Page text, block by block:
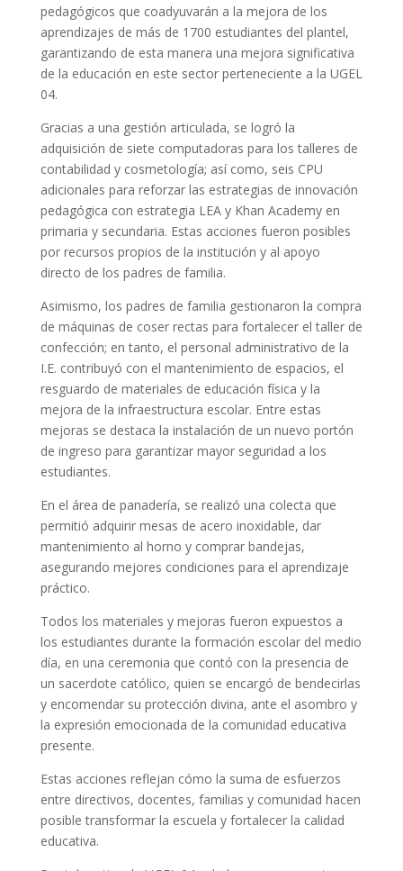
pedagógicos que coadyuvarán a la mejora de los
aprendizajes de más de 1700 estudiantes del plantel,
garantizando de esta manera una mejora significativa
de la educación en este sector perteneciente a la UGEL
04.
Gracias a una gestión articulada, se logró la
adquisición de siete computadoras para los talleres de
contabilidad y cosmetología; así como, seis CPU
adicionales para reforzar las estrategias de innovación
pedagógica con estrategia LEA y Khan Academy en
primaria y secundaria. Estas acciones fueron posibles
por recursos propios de la institución y al apoyo
directo de los padres de familia.
Asimismo, los padres de familia gestionaron la compra
de máquinas de coser rectas para fortalecer el taller de
confección; en tanto, el personal administrativo de la
I.E. contribuyó con el mantenimiento de espacios, el
resguardo de materiales de educación física y la
mejora de la infraestructura escolar. Entre estas
mejoras se destaca la instalación de un nuevo portón
de ingreso para garantizar mayor seguridad a los
estudiantes.
En el área de panadería, se realizó una colecta que
permitió adquirir mesas de acero inoxidable, dar
mantenimiento al horno y comprar bandejas,
asegurando mejores condiciones para el aprendizaje
práctico.
Todos los materiales y mejoras fueron expuestos a
los estudiantes durante la formación escolar del medio
día, en una ceremonia que contó con la presencia de
un sacerdote católico, quien se encargó de bendecirlas
y encomendar su protección divina, ante el asombro y
la expresión emocionada de la comunidad educativa
presente.
Estas acciones reflejan cómo la suma de esfuerzos
entre directivos, docentes, familias y comunidad hacen
posible transformar la escuela y fortalecer la calidad
educativa.